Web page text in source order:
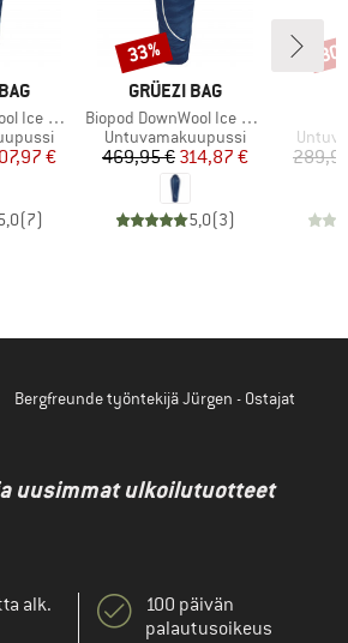
185
hinta
€
(7)
MERKKI
GRÜEZI BAG
Tuote
Biopod DownWool Ice 200
Tuoteryhmä
Untuvamakuupussi
Hinta
469,95 €Alennettu hinta
314,87 €
5,0(3)
Alennus
33%
Bergfreunde työntekijä Jürgen - Ostajat
uusimmat ulkoilutuotteet
alk.
100 päivän
palautusoikeus